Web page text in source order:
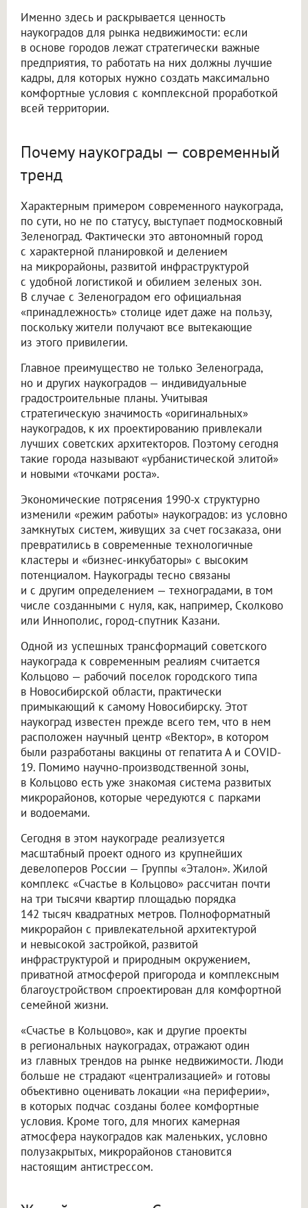
Именно здесь и раскрывается ценность
наукоградов для рынка недвижимости: если
в основе городов лежат стратегически важные
предприятия, то работать на них должны лучшие
кадры, для которых нужно создать максимально
комфортные условия с комплексной проработкой
всей территории.
Почему наукограды — современный
тренд
Характерным примером современного наукограда,
по сути, но не по статусу, выступает подмосковный
Зеленоград. Фактически это автономный город
с характерной планировкой и делением
на микрорайоны, развитой инфраструктурой
с удобной логистикой и обилием зеленых зон.
В случае с Зеленоградом его официальная
«принадлежность» столице идет даже на пользу,
поскольку жители получают все вытекающие
из этого привилегии.
Главное преимущество не только Зеленограда,
но и других наукоградов — индивидуальные
градостроительные планы. Учитывая
стратегическую значимость «оригинальных»
наукоградов, к их проектированию привлекали
лучших советских архитекторов. Поэтому сегодня
такие города называют «урбанистической элитой»
и новыми «точками роста».
Экономические потрясения 1990-х структурно
изменили «режим работы» наукоградов: из условно
замкнутых систем, живущих за счет госзаказа, они
превратились в современные технологичные
кластеры и «бизнес-инкубаторы» с высоким
потенциалом. Наукограды тесно связаны
и с другим определением — техноградами, в том
числе созданными с нуля, как, например, Сколково
или Иннополис, город-спутник Казани.
Одной из успешных трансформаций советского
наукограда к современным реалиям считается
Кольцово — рабочий поселок городского типа
в Новосибирской области, практически
примыкающий к самому Новосибирску. Этот
наукоград известен прежде всего тем, что в нем
расположен научный центр «Вектор», в котором
были разработаны вакцины от гепатита А и COVID-
19. Помимо научно-производственной зоны,
в Кольцово есть уже знакомая система развитых
микрорайонов, которые чередуются с парками
и водоемами.
Сегодня в этом наукограде реализуется
масштабный проект одного из крупнейших
девелоперов России — Группы «Эталон». Жилой
комплекс «Счастье в Кольцово» рассчитан почти
на три тысячи квартир площадью порядка
142 тысяч квадратных метров. Полноформатный
микрорайон с привлекательной архитектурой
и невысокой застройкой, развитой
инфраструктурой и природным окружением,
приватной атмосферой пригорода и комплексным
благоустройством спроектирован для комфортной
семейной жизни.
«Счастье в Кольцово», как и другие проекты
в региональных наукоградах, отражают один
из главных трендов на рынке недвижимости. Люди
больше не страдают «централизацией» и готовы
объективно оценивать локации «на периферии»,
в которых подчас созданы более комфортные
условия. Кроме того, для многих камерная
атмосфера наукоградов как маленьких, условно
полузакрытых, микрорайонов становится
настоящим антистрессом.